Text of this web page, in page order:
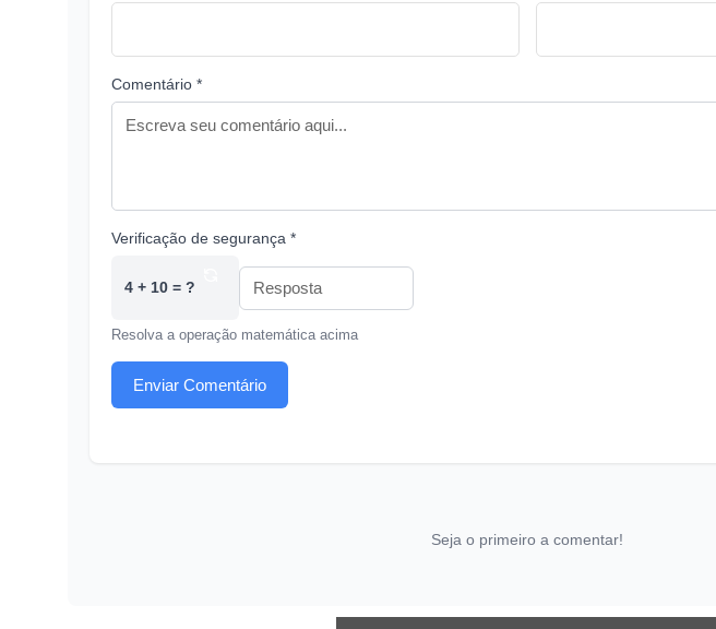
Comentário *
Verificação de segurança *
4 + 10 = ?
Resolva a operação matemática acima
Enviar Comentário
Seja o primeiro a comentar!